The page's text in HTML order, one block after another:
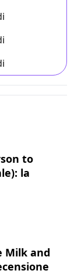
to
la
Milk and